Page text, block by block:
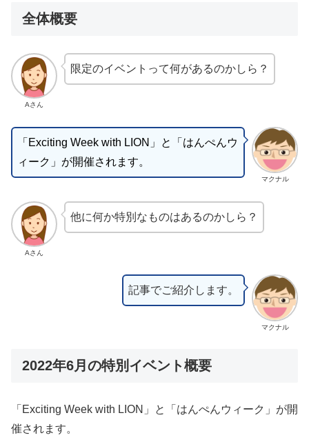
全体概要
Aさん
限定のイベントって何があるのかしら？
マクナル
「Exciting Week with LION」と「はんぺんウ
ィーク」が開催されます。
Aさん
他に何か特別なものはあるのかしら？
マクナル
記事でご紹介します。
2022年6月の特別イベント概要
「Exciting Week with LION」と「はんぺんウィーク」が開
催されます。